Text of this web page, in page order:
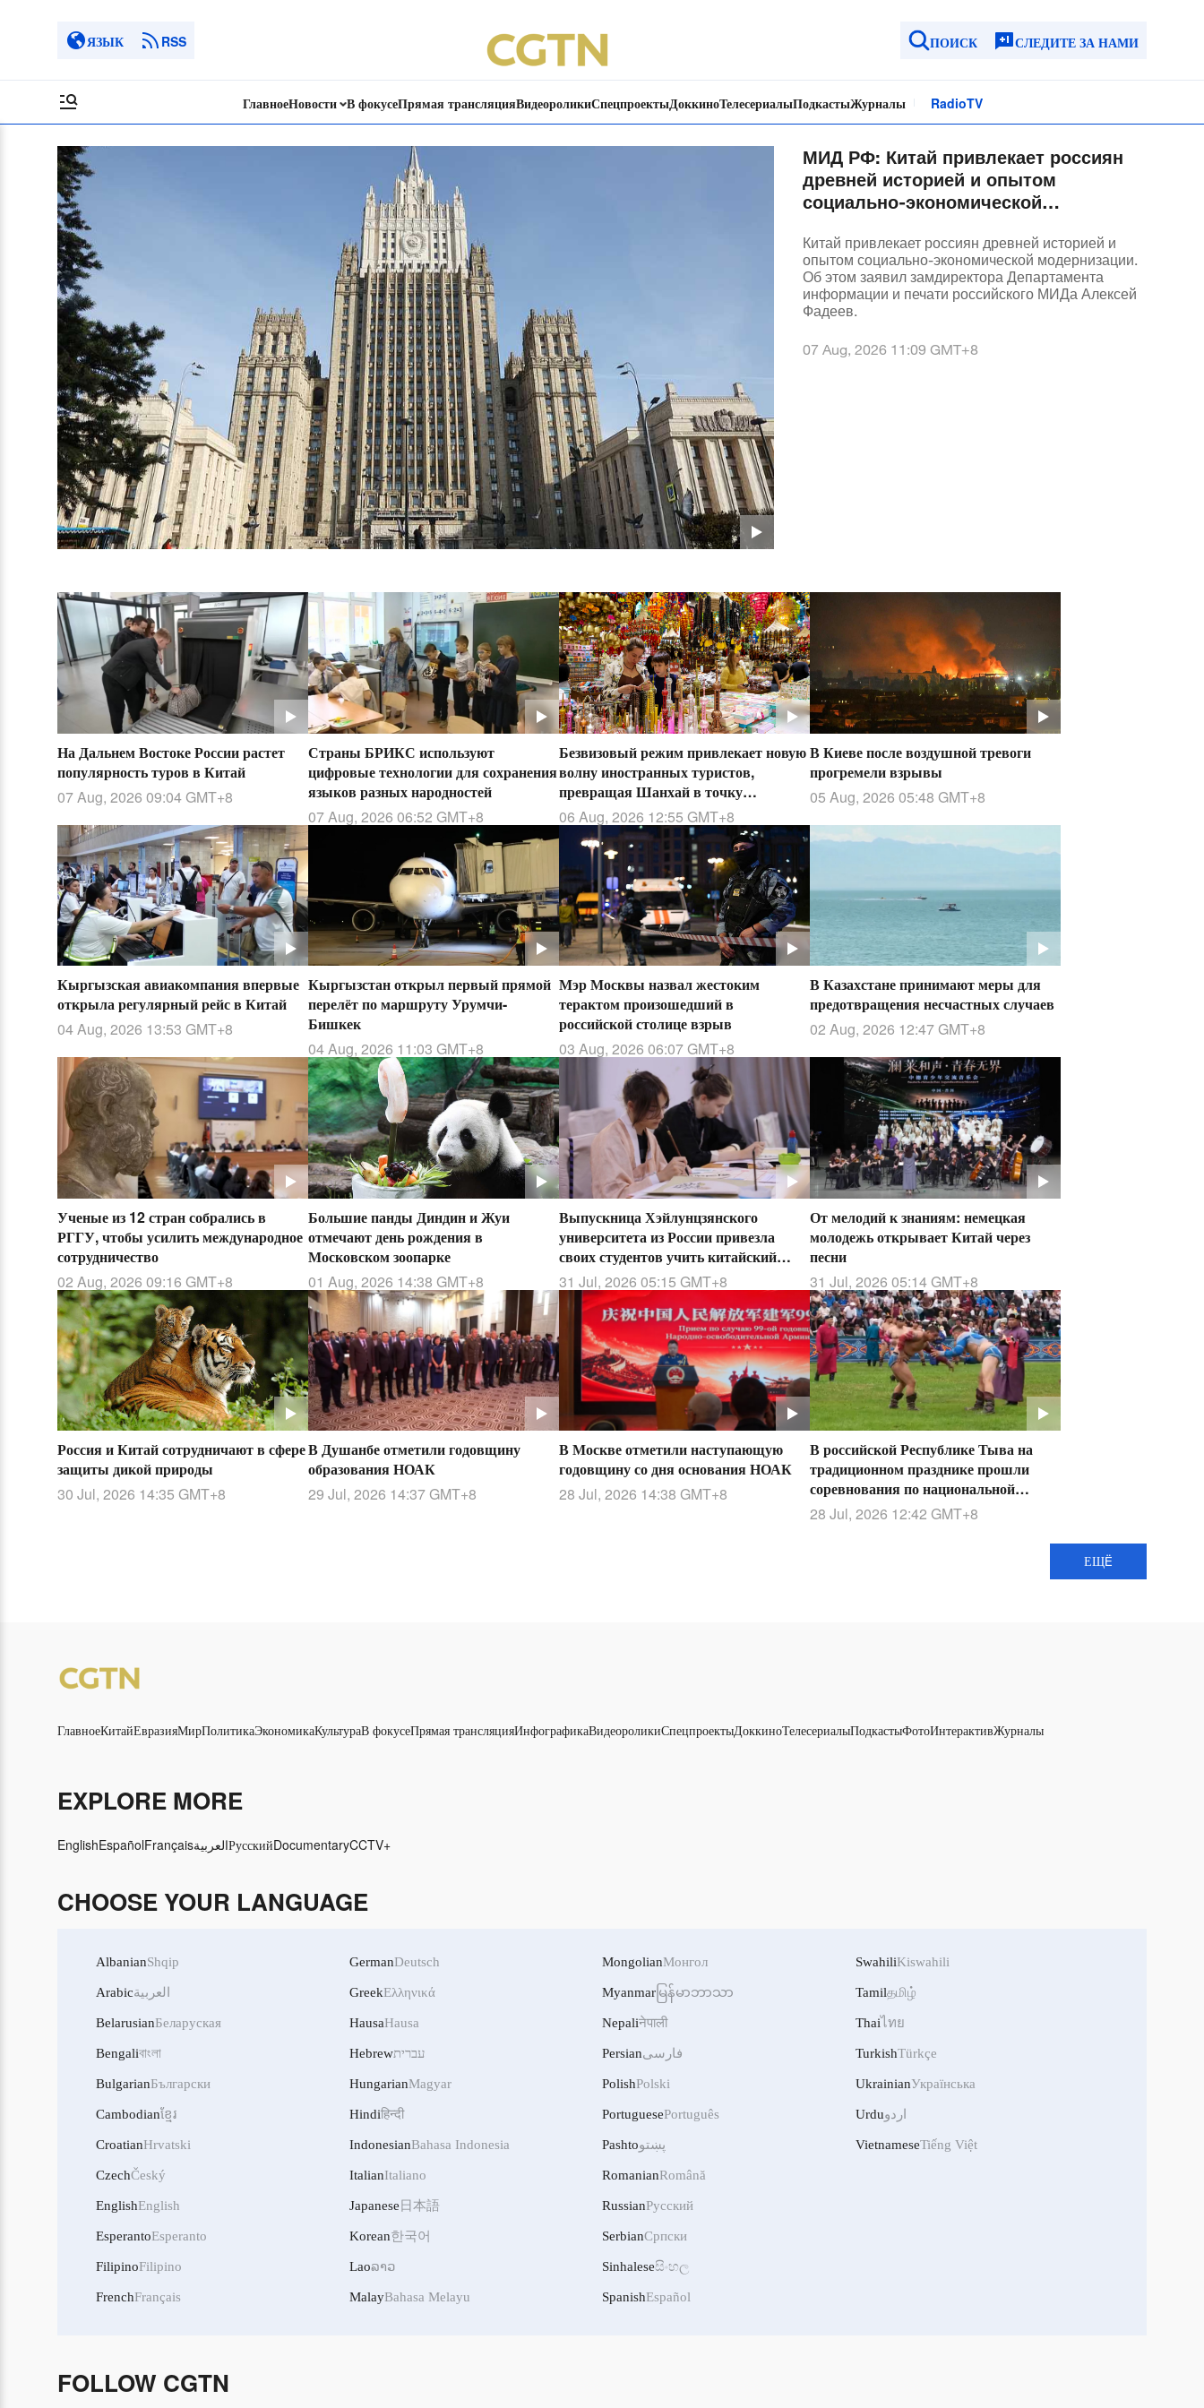
ЯЗЫК RSS ПОИСК СЛЕДИТЕ ЗА НАМИ
ГлавноеНовости В фокусеПрямая трансляцияВидеороликиСпецпроектыДоккиноТелесериалыПодкастыЖурналы RadioTV
МИД РФ: Китай привлекает россиян
древней историей и опытом
социально-экономической
Китай привлекает россиян древней историей и
опытом социально-экономической модернизации.
Об этом заявил замдиректора Департамента
информации и печати российского МИДа Алексей
Фадеев.
07 Aug, 2026 11:09 GMT+8
На Дальнем Востоке России растет
популярность туров в Китай
07 Aug, 2026 09:04GMT+8
Страны БРИКС используют
цифровые технологии для сохранения
языков разных народностей
07 Aug, 2026 06:52 GMT+8
Безвизовый режим привлекает новую
волну иностранных туристов,
превращая Шанхай в точку
притяжения для шопинга
06 Aug, 2026 12:55 GMT+8
В Киеве после воздушной тревоги
прогремели взрывы
05 Aug, 2026 05:48 GMT+8
Кыргызская авиакомпания впервые
открыла регулярный рейс в Китай
04 Aug, 2026 13:53 GMT+8
Кыргызстан открыл первый прямой
перелёт по маршруту Урумчи-
Бишкек
04 Aug, 2026 11:03 GMT+8
Мэр Москвы назвал жестоким
терактом произошедший в
российской столице взрыв
03 Aug, 2026 06:07GMT+8
В Казахстане принимают меры для
предотвращения несчастных случаев
02 Aug, 2026 12:47GMT+8
Ученые из 12 стран собрались в
РГГУ, чтобы усилить международное
сотрудничество
02 Aug, 2026 09:16 GMT+8
Большие панды Диндин и Жуи
отмечают день рождения в
Московском зоопарке
01 Aug, 2026 14:38 GMT+8
Выпускница Хэйлунцзянского
университета из России привезла
своих студентов учить китайский
язык
31 Jul, 2026 05:15 GMT+8
От мелодий к знаниям: немецкая
молодежь открывает Китай через
песни
31 Jul, 2026 05:14GMT+8
Россия и Китай сотрудничают в сфере
защиты дикой природы
30 Jul, 2026 14:35 GMT+8
В Душанбе отметили годовщину
образования НОАК
29 Jul, 2026 14:37GMT+8
В Москве отметили наступающую
годовщину со дня основания НОАК
28 Jul, 2026 14:38 GMT+8
В российской Республике Тыва на
традиционном празднике прошли
соревнования по национальной
борьбе хуреш
28 Jul, 2026 12:42 GMT+8
ЕЩË
ГлавноеКитайЕвразияМирПолитикаЭкономикаКультураВ фокусеПрямая трансляцияИнфографикаВидеороликиСпецпроектыДоккиноТелесериалыПодкастыФотоИнтерактивЖурналы
EXPLORE MORE
EnglishEspañolFrançaisالعربيةРусскийDocumentaryCCTV+
CHOOSE YOUR LANGUAGE
AlbanianShqip
Arabicالعربية
BelarusianБеларуская
Bengaliবাংলা
BulgarianБългарски
Cambodianខ្មែរ
CroatianHrvatski
CzechČeský
EnglishEnglish
EsperantoEsperanto
FilipinoFilipino
FrenchFrançais
GermanDeutsch
GreekΕλληνικά
HausaHausa
Hebrewעברית
HungarianMagyar
Hindiहिन्दी
IndonesianBahasa Indonesia
ItalianItaliano
Japanese 日本語
Korean한국어
Laoລາວ
MalayBahasa Melayu
MongolianМонгол
Myanmar မြန်မာဘာသာ
Nepaliनेपाली
Persianفارسی
PolishPolski
PortuguesePortuguês
Pashtoپښتو
RomanianRomână
RussianРусский
SerbianСрпски
Sinhaleseසිංහල
SpanishEspañol
SwahiliKiswahili
Tamilதமிழ்
Thaiไทย
TurkishTürkçe
UkrainianУкраїнська
Urduاردو
VietnameseTiếng Việt
FOLLOW CGTN